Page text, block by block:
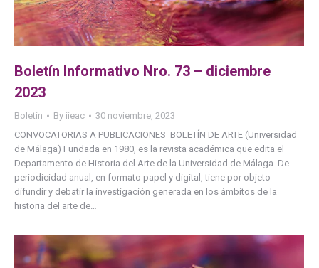
Boletín Informativo Nro. 73 – diciembre
2023
Boletín By iieac
30 noviembre, 2023
CONVOCATORIAS A PUBLICACIONES BOLETÍN DE ARTE (Universidad
de Málaga) Fundada en 1980, es la revista académica que edita el
Departamento de Historia del Arte de la Universidad de Málaga. De
periodicidad anual, en formato papel y digital, tiene por objeto
difundir y debatir la investigación generada en los ámbitos de la
historia del arte de…